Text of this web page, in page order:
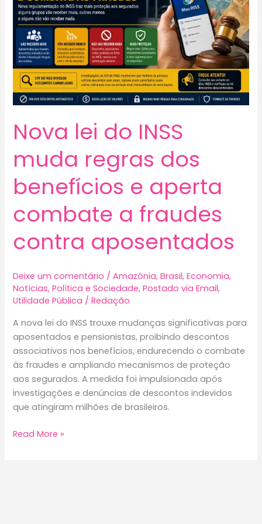
Nova lei do INSS
muda regras dos
benefícios e aperta
combate a fraudes
contra aposentados
Deixe um comentário /Amazônia,Brasil,Economia,
Notícias,Política e Sociedade,Postado via Email,
Utilidade Pública /Redação
A nova lei do INSS trouxe mudanças significativas para
aposentados e pensionistas, proibindo descontos
associativos nos benefícios, endurecendo o combate
às fraudes e ampliando mecanismos de proteção
aos segurados. A medida foi impulsionada após
investigações e denúncias de descontos indevidos
que atingiram milhões de brasileiros.
Nova
Read More »